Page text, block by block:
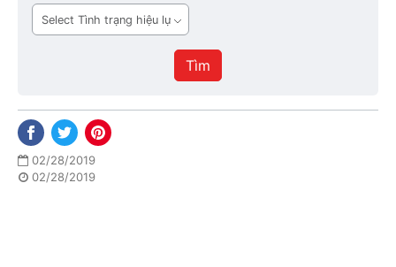
ban
hành
Tình
trạng
Tìm
02/28/2019
02/28/2019